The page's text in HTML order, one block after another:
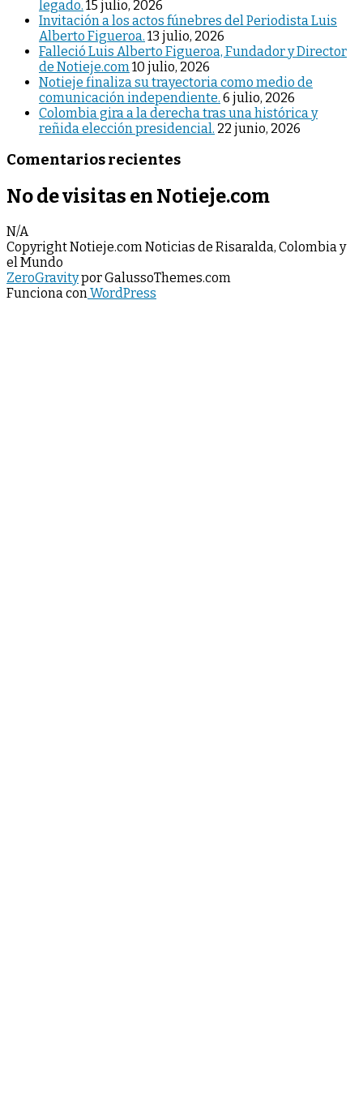
legado. 15 julio, 2026
Invitación a los actos fúnebres del Periodista Luis
Alberto Figueroa. 13 julio, 2026
Falleció Luis Alberto Figueroa, Fundador y Director
de Notieje.com 10 julio, 2026
Notieje finaliza su trayectoria como medio de
comunicación independiente. 6 julio, 2026
Colombia gira a la derecha tras una histórica y
reñida elección presidencial. 22 junio, 2026
Comentarios recientes
No de visitas en Notieje.com
N/A
Copyright Notieje.com Noticias de Risaralda, Colombia y
el Mundo
ZeroGravitypor GalussoThemes.com
Funciona conWordPress